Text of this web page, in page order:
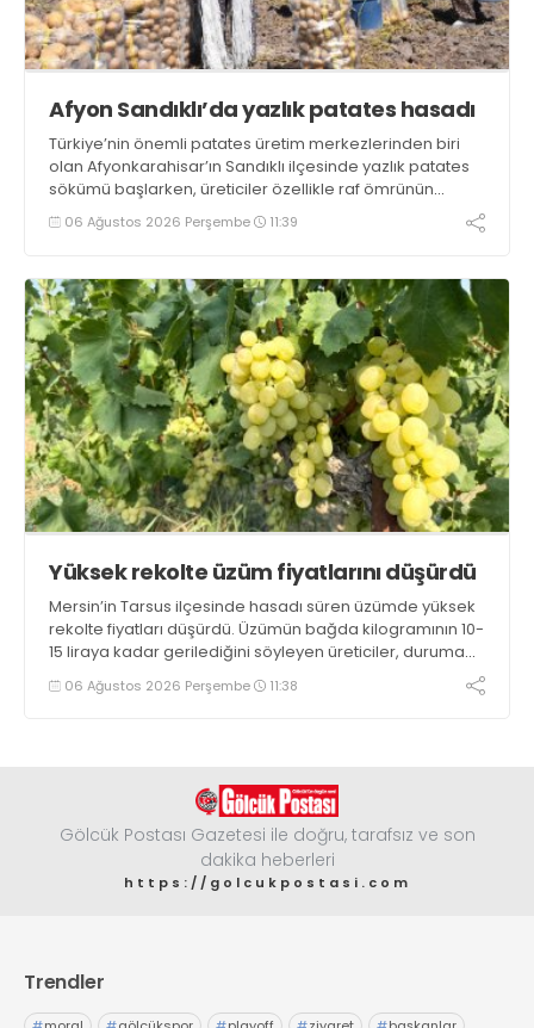
Afyon Sandıklı’da yazlık patates hasadı
Türkiye’nin önemli patates üretim merkezlerinden biri
olan Afyonkarahisar’ın Sandıklı ilçesinde yazlık patates
sökümü başlarken, üreticiler özellikle raf ömrünün
yaklaşık 2 ay olması ve rengi bakımından tüketimde
Sandıklı patatesinin daha fazla tercih edildiğini belirtti
06 Ağustos 2026 Perşembe 11:39
Yüksek rekolte üzüm fiyatlarını düşürdü
Mersin’in Tarsus ilçesinde hasadı süren üzümde yüksek
rekolte fiyatları düşürdü. Üzümün bağda kilogramının 10-
15 liraya kadar gerilediğini söyleyen üreticiler, duruma
tepki gösterdi
06 Ağustos 2026 Perşembe 11:38
Gölcük Postası Gazetesi ile doğru, tarafsız ve son
dakika heberleri
https://golcukpostasi.com
Trendler